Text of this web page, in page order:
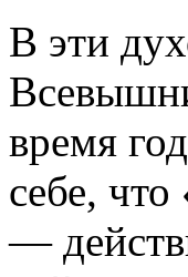
В эти
время
себе,
—